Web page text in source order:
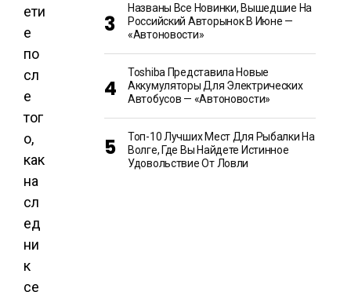
ети
е
по
сл
е
тог
о,
как
на
сл
ед
ни
к
се
Названы Все Новинки, Вышедшие На
Российский Авторынок В Июне —
«Автоновости»
Toshiba Представила Новые
Аккумуляторы Для Электрических
Автобусов — «Автоновости»
Топ-10 Лучших Мест Для Рыбалки На
Волге, Где Вы Найдете Истинное
Удовольствие От Ловли